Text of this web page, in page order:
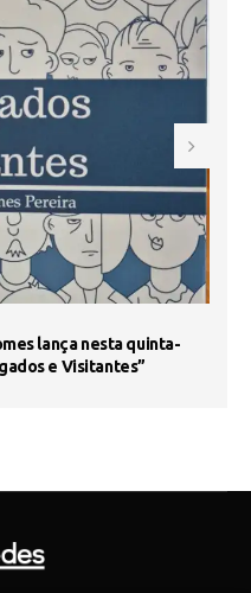
lança nesta quinta-
e Visitantes”